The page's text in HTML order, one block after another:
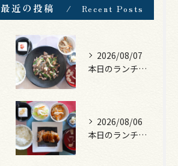
最近の投稿 Recent Posts
2026/08/07
本日のランチは、黒毛和牛のチャプチェ！
2026/08/06
本日のランチは、照焼きチキン！